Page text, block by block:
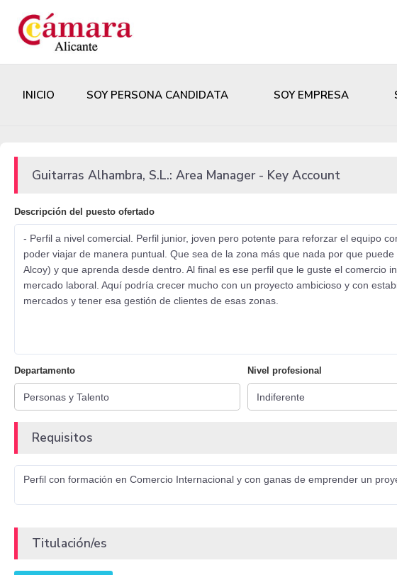
INICIO SOY PERSONA CANDIDATA SOY EMPRESA
Guitarras Alhambra, S.L.: Area Manager - Key Account
Descripción del puesto ofertado
- Perfil a nivel comercial. Perfil junior, joven pero potente para reforzar el equipo
poder viajar de manera puntual. Que sea de la zona más que nada por que
Alcoy) y que aprenda desde dentro. Al final es ese perfil que le guste el
mercado laboral. Aquí podría crecer mucho con un proyecto ambicioso y con
mercados y tener esa gestión de clientes de esas zonas.
Departamento Nivel profesional
Requisitos
Perfil con formación en Comercio Internacional y con ganas de emprender un
Titulación/es